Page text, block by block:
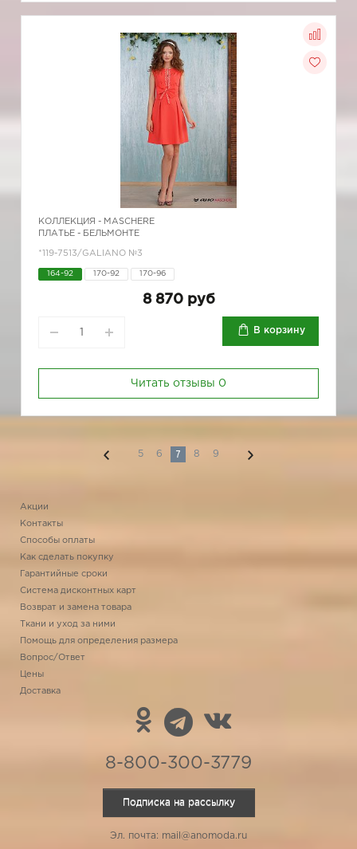
КОЛЛЕКЦИЯ - MASCHERE
ПЛАТЬЕ - БЕЛЬМОНТЕ
*119-7513/GALIANO №3
164-92 170-92 170-96
8 870 руб
В корзину
Читать отзывы 0
5 6 7 8 9
Акции
Контакты
Способы оплаты
Как сделать покупку
Гарантийные сроки
Система дисконтных карт
Возврат и замена товара
Ткани и уход за ними
Помощь для определения размера
Вопрос/Ответ
Цены
Доставка
8-800-300-3779
Подписка на рассылку
Эл. почта: mail@anomoda.ru